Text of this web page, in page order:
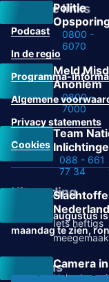
Politie
0800 -
6070
Meld
Anoniem
0800 -
7000
Team
088 - 661
77 34
Nederland
Iets heftigs
Camera
Help de
Overige links
Podcast
In de regio
Programma-
Algemene
Privacy statements
Cookies
Uitzending
Vanaf 31 augustus
maandag te zien,
Volg ons